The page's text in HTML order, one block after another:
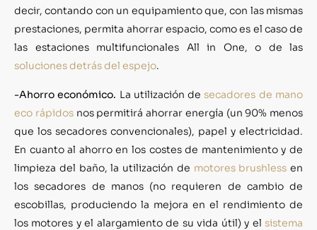
decir, contando con un equipamiento que, con las mismas
prestaciones, permita ahorrar espacio, como es el caso de
las estaciones multifuncionales All in One, o de las
soluciones detrás del espejo.
-Ahorro económico. La utilización de secadores de mano
eco rápidosnos permitirá ahorrar energía (un 90% menos
que los secadores convencionales), papel y electricidad.
En cuanto al ahorro en los costes de mantenimiento y de
limpieza del baño, la utilización de motores brushless en
los secadores de manos (no requieren de cambio de
escobillas, produciendo la mejora en el rendimiento de
los motores y el alargamiento de su vida útil) y el sistema